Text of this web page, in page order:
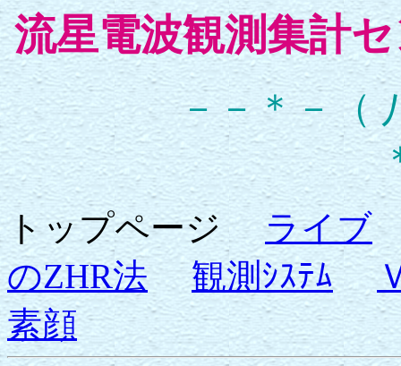
流星電波観測集
－－＊－（
トップページ
ライブ
のZHR法
観測ｼｽﾃﾑ
素顔